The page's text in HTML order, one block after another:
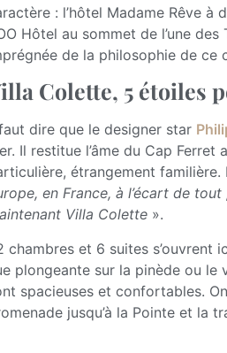
: l’hôtel Madame Rêve à
Hôtel au sommet de l’une
de la philosophie de ce
Colette, 5 étoiles
dire que le designer star
Il restitue l’âme du Cap
étrangement familière.
en France, à l’écart de
Villa Colette ».
chambres et 6 suites s’ouvrent
plongeante sur la pinède ou le
spacieuses et confortables.
jusqu’à la Pointe et la